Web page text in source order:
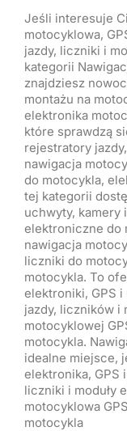
Jeśli interesuje
motocyklowa,
jazdy, liczniki i
kategorii
znajdziesz
montażu na
elektronika
które sprawdzą
rejestratory
nawigacja
do motocykla,
tej kategorii
uchwyty, kamery
elektroniczne do
nawigacja
liczniki do
motocykla. To
elektroniki, GPS
jazdy, liczników i
motocyklowej
motocykla.
idealne miejsce,
elektronika, GPS
liczniki i moduły
motocyklowa
motocykla